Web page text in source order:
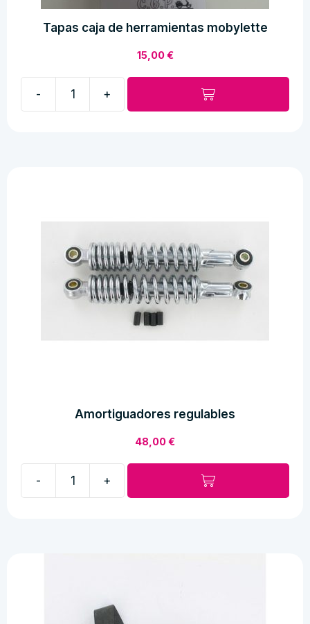
Tapas caja de herramientas mobylette
15,00€
- +
Amortiguadores regulables
48,00€
-
Amortiguadores
+